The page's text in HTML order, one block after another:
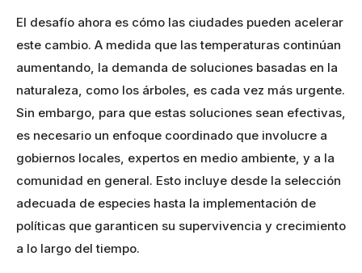
El desafío ahora es cómo las ciudades pueden acelerar
este cambio. A medida que las temperaturas continúan
aumentando, la demanda de soluciones basadas en la
naturaleza, como los árboles, es cada vez más urgente.
Sin embargo, para que estas soluciones sean efectivas,
es necesario un enfoque coordinado que involucre a
gobiernos locales, expertos en medio ambiente, y a la
comunidad en general. Esto incluye desde la selección
adecuada de especies hasta la implementación de
políticas que garanticen su supervivencia y crecimiento
a lo largo del tiempo.